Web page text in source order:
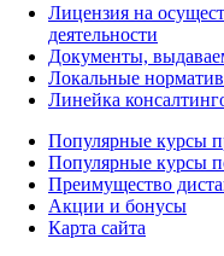
Лицензия на
деятельности
Документы,
Локальные
Линейка
Популярные курсы
Популярные курсы
Преимущество
Акции и бонусы
Карта сайта